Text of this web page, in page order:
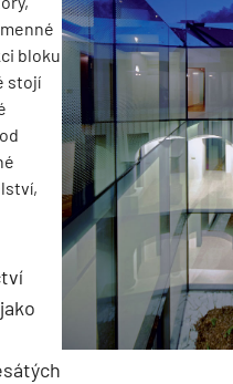
bloku
stojí